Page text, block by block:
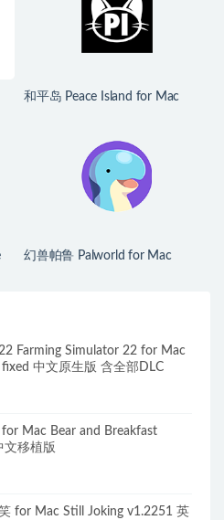
和平岛 Peace Island for Mac
幻兽帕鲁 Palworld for Mac
Farming Simulator 22 for Mac
中文原生版 含全部DLC
Mac Bear and Breakfast
文移植版
for Mac Still Joking v1.2251 英